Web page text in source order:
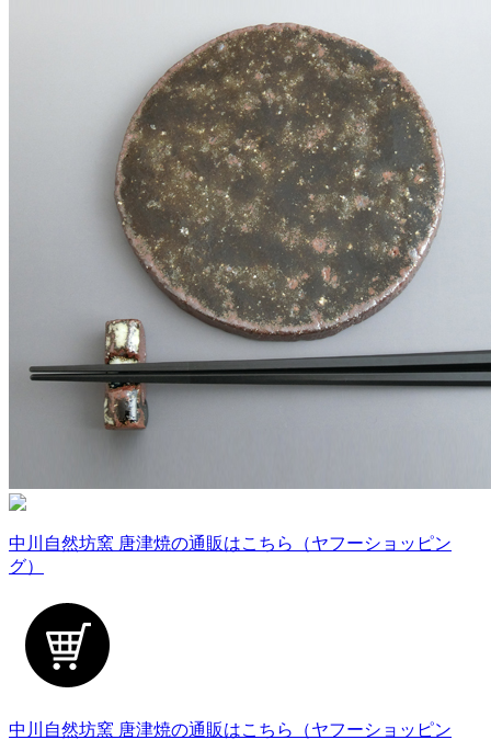
中川自然坊窯 唐津焼の通販はこちら（ヤフーショッピン
グ）
中川自然坊窯 唐津焼の通販はこちら（ヤフーショッピン